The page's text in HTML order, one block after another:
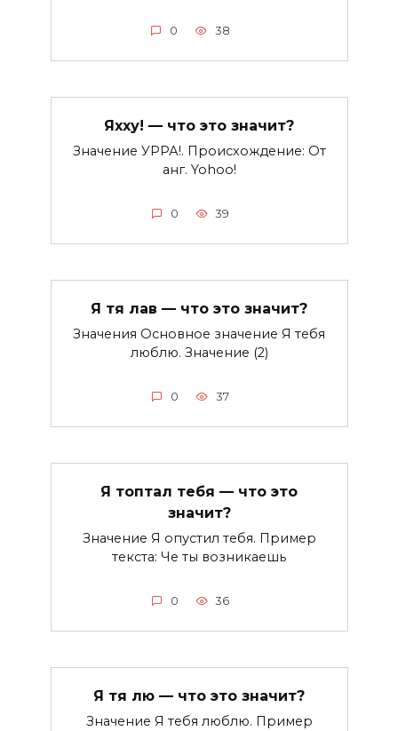
0 38
Яхху! — что это значит?
Значение УРРА!. Происхождение: От
анг. Yohoo!
0 39
Я тя лав — что это значит?
Значения Основное значение Я тебя
люблю. Значение (2)
0 37
Я топтал тебя — что это
значит?
Значение Я опустил тебя. Пример
текста: Че ты возникаешь
0 36
Я тя лю — что это значит?
Значение Я тебя люблю. Пример